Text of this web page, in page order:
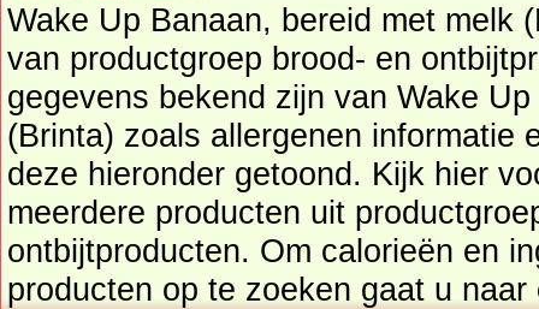
Wake Up Banaan, bereid met melk
van productgroep brood- en
gegevens bekend zijn van Wake Up Banaan, bereid met melk
(Brinta) zoals allergenen informatie
deze hieronder getoond. Kijk hier voor een totaaloverzicht van
meerdere producten uit
ontbijtproducten. Om calorieën en
producten op te zoeken gaat u naar